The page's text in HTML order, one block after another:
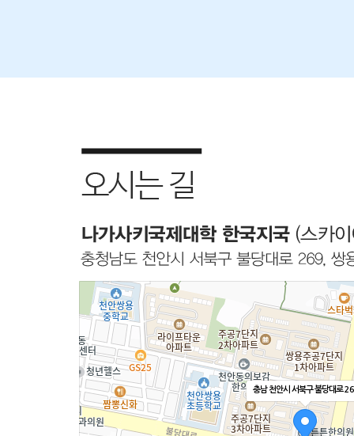
충남 천안시 서북구 불당대로